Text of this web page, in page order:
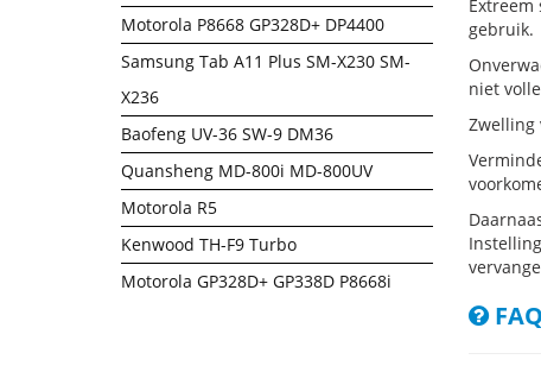
Motorola P8668 GP328D+ DP4400
Samsung Tab A11 Plus SM-X230 SM-
X236
Baofeng UV-36 SW-9 DM36
Quansheng MD-800i MD-800UV
Motorola R5
Kenwood TH-F9 Turbo
Motorola GP328D+ GP338D P8668i
Extreem
gebruik.
niet
Zwelling